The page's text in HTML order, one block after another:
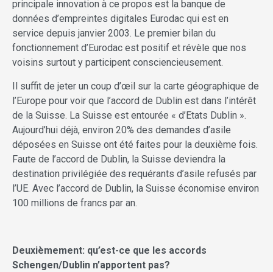
principale innovation à ce propos est la banque de
données d’empreintes digitales Eurodac qui est en
service depuis janvier 2003. Le premier bilan du
fonctionnement d’Eurodac est positif et révèle que nos
voisins surtout y participent consciencieusement.
Il suffit de jeter un coup d’œil sur la carte géographique de
l’Europe pour voir que l’accord de Dublin est dans l’intérêt
de la Suisse. La Suisse est entourée « d’Etats Dublin ».
Aujourd’hui déjà, environ 20% des demandes d’asile
déposées en Suisse ont été faites pour la deuxième fois.
Faute de l’accord de Dublin, la Suisse deviendra la
destination privilégiée des requérants d’asile refusés par
l’UE. Avec l’accord de Dublin, la Suisse économise environ
100 millions de francs par an.
Deuxièmement: qu’est-ce que les accords
Schengen/Dublin n’apportent pas?